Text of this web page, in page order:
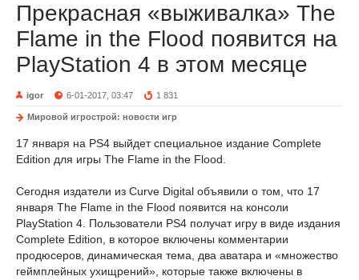
Прекрасная «выживалка» The
Flame in the Flood появится на
PlayStation 4 в этом месяце
igor 6-01-2017, 03:47 1 831
Мировой игрострой: новости игр
17 января на PS4 выйдет специальное издание Complete
Edition для игры The Flame in the Flood.
Сегодня издатели из Curve Digital объявили о том, что 17
января The Flame in the Flood появится на консоли
PlayStation 4. Пользователи PS4 получат игру в виде издания
Complete Edition, в которое включены комментарии
продюсеров, динамическая тема, два аватара и «множество
геймплейных ухищрений», которые также включены в